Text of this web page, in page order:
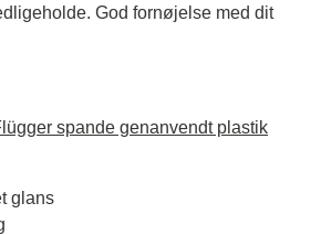
God fornøjelse med dit
spande genanvendt plastik
glans